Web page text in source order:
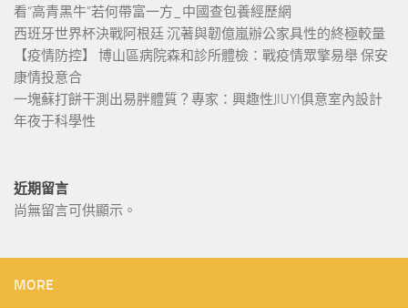
看“高青黑牛”若何帶富一方_中國查包養經歷網
西班牙世界杯決戰阿根廷 沉著與韌億嵐辦公家具性的終極較量
【疫情防控】 博山區病院森和診所體檢：戰疫情眾擎易舉 保安
康情投意合
一塊蘇打餅干測出易胖體質？專家：興趣性JIUYI俱意室內設計
年夜于科學性
近期留言
尚無留言可供顯示。
MORE